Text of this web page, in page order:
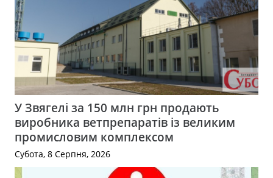
У Звягелі за 150 млн грн продають
виробника ветпрепаратів із великим
промисловим комплексом
Субота, 8 Серпня, 2026